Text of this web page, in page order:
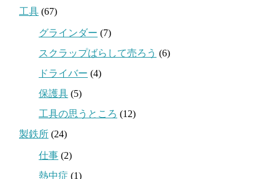
工具 (67)
グラインダー (7)
スクラップばらして売ろう (6)
ドライバー (4)
保護具 (5)
工具の思うところ (12)
製鉄所 (24)
仕事 (2)
熱中症 (1)